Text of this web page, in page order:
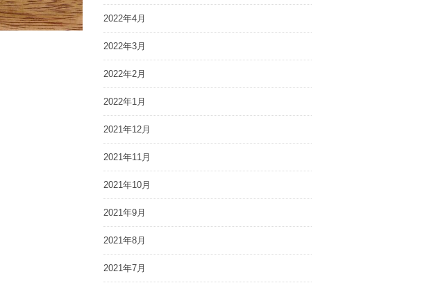
2022年4月
2022年3月
2022年2月
2022年1月
2021年12月
2021年11月
2021年10月
2021年9月
2021年8月
2021年7月